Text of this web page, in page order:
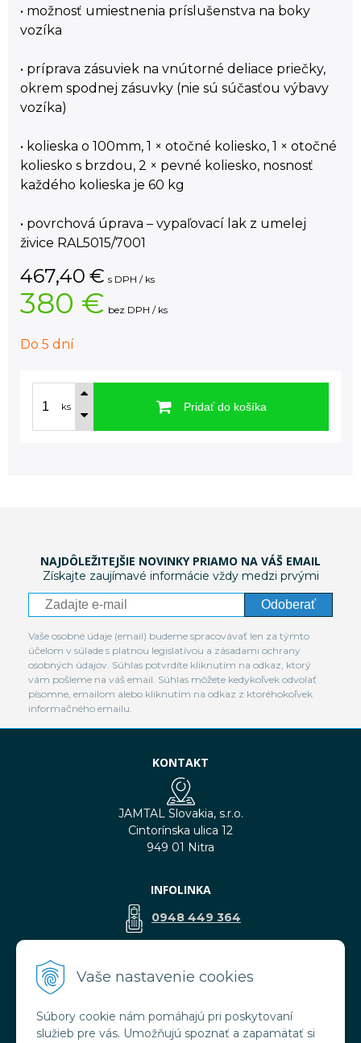
Vaše nastavenie cookies
Súbory cookie nám pomáhajú pri poskytovaní
služieb pre vás. Umožňujú spoznať a zapamätať si
• možnosť umiestnenia príslušenstva na boky
vozíka
• príprava zásuviek na vnútorné deliace priečky,
okrem spodnej zásuvky (nie sú súčasťou výbavy
vozíka)
• kolieska o 100mm, 1 × otočné koliesko, 1 × otočné
koliesko s brzdou, 2 × pevné koliesko, nosnosť
každého kolieska je 60 kg
• povrchová úprava – vypaľovací lak z umelej
živice RAL5015/7001
467,40 € s DPH / ks
380 € bez DPH / ks
Do 5 dní
ks Pridať do košíka
NAJDÔLEŽITEJŠIE NOVINKY PRIAMO NA VÁŠ EMAIL
Získajte zaujímavé informácie vždy medzi prvými
Odoberať
Vaše osobné údaje (email) budeme spracovávať len za týmto
účelom v súlade s platnou legislatívou a zásadami ochrany
osobných údajov. Súhlas potvrdíte kliknutím na odkaz, ktorý
vám pošleme na váš email. Súhlas môžete kedykoľvek odvolať
písomne, emailom alebo kliknutím na odkaz z ktoréhokoľvek
informačného emailu.
KONTAKT
JAMTAL Slovakia, s.r.o.
Cintorínska ulica 12
949 01 Nitra
INFOLINKA
0948 449 364
VŠETKO O NÁKUPE